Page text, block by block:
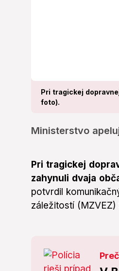
Pri tragickej
foto).
Ministerstvo
Pri tragickej
zahynuli dvaja
potvrdil
záležitostí (MZVEZ)